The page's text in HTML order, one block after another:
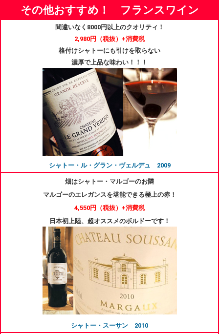
その他おすすめ！ フランスワイン
間違いなく8000円以上のクオリティ！
2,980円
（税抜）+消費税
格付けシャトーにも引けを取らない
濃厚で上品な味わい！！！
シャトー・ル・グラン・ヴェルデュ 2009
畑はシャトー・マルゴーのお隣
マルゴーのエレガンスを堪能できる極上の赤！
4,550円
（税抜）+消費税
日本初上陸、超オススメのボルドーです！
シャトー・スーサン 2010